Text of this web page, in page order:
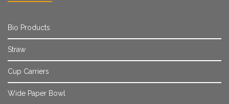
Bio Products
Straw
Cup Carriers
Wide Paper Bowl